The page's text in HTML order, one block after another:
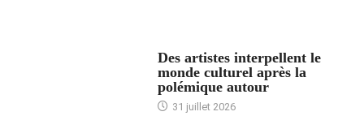
Des artistes interpellent le
monde culturel après la
polémique autour
31 juillet 2026